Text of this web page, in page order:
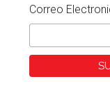
Correo